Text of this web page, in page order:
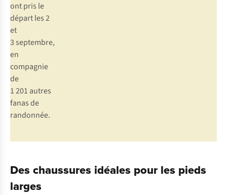
ont pris le
départ les 2
et
3 septembre,
en
compagnie
de
1 201 autres
fanas de
randonnée.
Des chaussures idéales pour les pieds
larges